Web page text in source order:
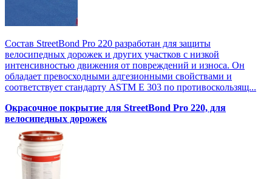
Состав StreetBond Pro 220 разработан для защиты
велосипедных дорожек и других участков с низкой
интенсивностью движения от повреждений и износа. Он
обладает превосходными адгезионными свойствами и
соответствует стандарту ASTM E 303 по противоскользящ...
Окрасочное покрытие для StreetBond Pro 220, для
велосипедных дорожек